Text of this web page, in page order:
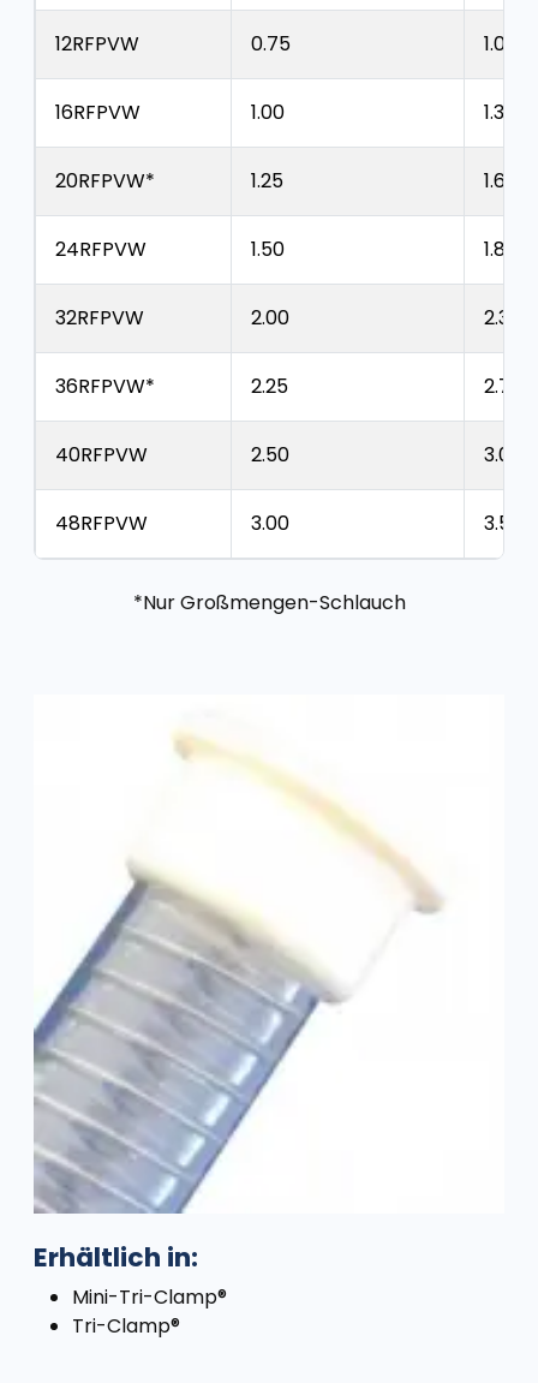
12RFPVW 0.75 1.03
16RFPVW 1.00 1.38
20RFPVW* 1.25 1.61
24RFPVW 1.50 1.86
32RFPVW 2.00 2.39
36RFPVW* 2.25 2.75
40RFPVW 2.50 3.00
48RFPVW 3.00 3.50
*Nur Großmengen-Schlauch
Erhältlich in:
Mini-Tri-Clamp®
Tri-Clamp®